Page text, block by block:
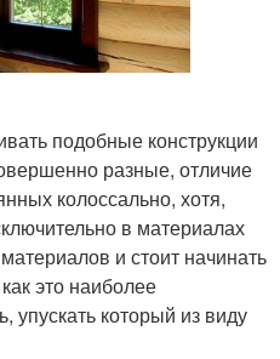
подобные конструкции
разные, отличие
колоссально, хотя,
в материалах
и стоит начинать
это наиболее
упускать который из виду